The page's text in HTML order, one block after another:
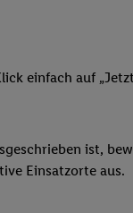
einfach auf
ist,
Einsatzorte aus.
Durch einen Klick auf
Ihre Einwilligung